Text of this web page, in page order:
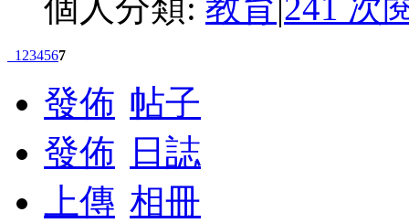
個人分類: 教育 241 次
1 234567
發佈 帖子
發佈
日誌
上傳 相冊